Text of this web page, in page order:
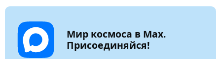
Мир космоса в Max.
Присоединяйся!